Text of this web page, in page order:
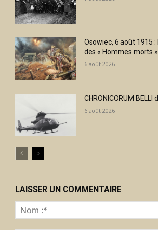
Osowiec, 6 août 1915
des « Hommes morts
6 août 2026
CHRONICORUM BELLI
6 août 2026
LAISSER UN COMMENTAIRE